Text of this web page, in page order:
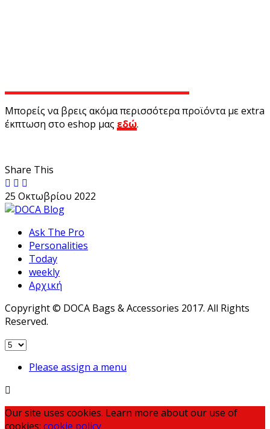
Μπορείς να βρεις ακόμα περισσότερα προϊόντα με extra
έκπτωση στο eshop μας εδώ.
Share This
25 Οκτωβρίου 2022
Ask The Pro
Personalities
Today
weekly
Αρχική
Copyright © DOCA Bags & Accessories 2017. All Rights
Reserved.
Please assign a menu
Our site uses cookies. Learn more about our use of
cookies: cookie policy